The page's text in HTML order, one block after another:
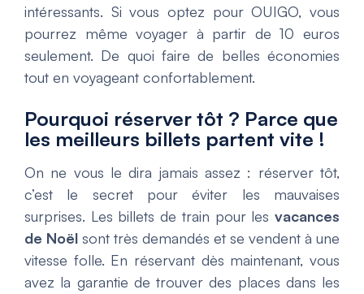
intéressants. Si vous optez pour OUIGO, vous
pourrez même voyager à partir de 10 euros
seulement. De quoi faire de belles économies
tout en voyageant confortablement.
Pourquoi réserver tôt ? Parce que
les meilleurs billets partent vite !
On ne vous le dira jamais assez : réserver tôt,
c’est le secret pour éviter les mauvaises
surprises. Les billets de train pour les vacances
de Noël sont très demandés et se vendent à une
vitesse folle. En réservant dès maintenant, vous
avez la garantie de trouver des places dans les